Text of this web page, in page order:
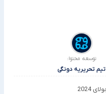
توسعه محتوا:
تیم تحریریه دونگی